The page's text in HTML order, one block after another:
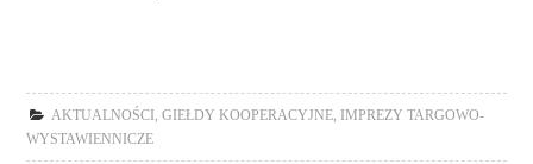
AKTUALNOŚCI ,GIEŁDY KOOPERACYJNE
IMPREZY TARGOWO-
WYSTAWIENNICZE